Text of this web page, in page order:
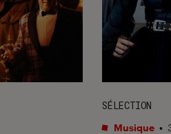
SÉLECTION
Musique •